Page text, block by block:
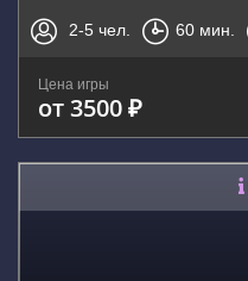
2-5 чел. 60 мин.
Цена игры
от 3500 ₽